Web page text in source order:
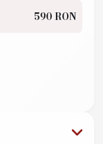
590 RON